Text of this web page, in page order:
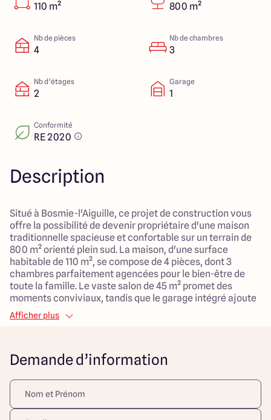
110 m² 800 m²
Nb de pièces
4
Nb de chambres
3
Nb d’étages
2
Garage
1
Conformité
RE 2020
Description
Situé à Bosmie-l'Aiguille, ce projet de construction vous
offre la possibilité de devenir propriétaire d'une maison
traditionnelle spacieuse et confortable sur un terrain de
800 m² orienté plein sud. La maison, d'une surface
habitable de 110 m², se compose de 4 pièces, dont 3
chambres parfaitement agencées pour le bien-être de
toute la famille. Le vaste salon de 45 m² promet des
moments conviviaux, tandis que le garage intégré ajoute
un espace pratique pour le stockage ou pour garer votre
véhicule à l'abri.
verdure et de calme, constitue un cadre idéal pour les
lieu sain et accueillant. Ce projet, en cours de
viabilisation, vous permettra de bénéficier d'un cadre de
vie privilégié tout en restant proche des commodités
Afficher plus
Demande d’information